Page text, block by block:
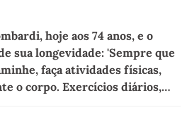
hoje aos 74 anos, e o
sua longevidade: 'Sempre que
faça atividades físicas,
o corpo. Exercícios diários,